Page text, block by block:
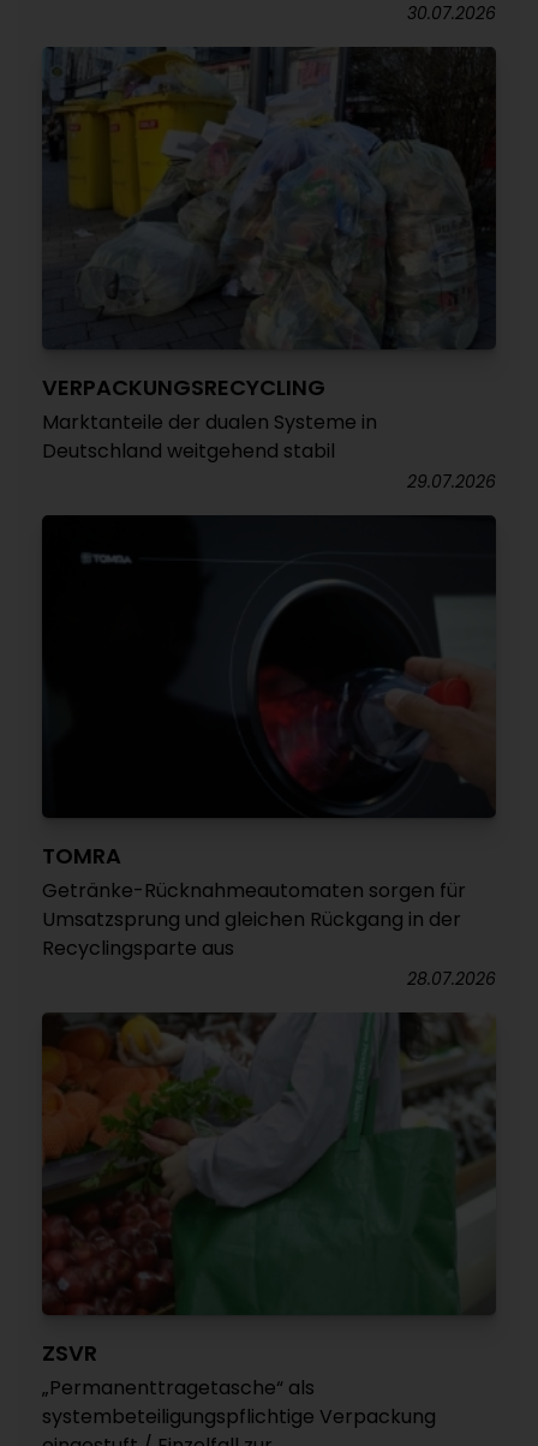
30.07.2026
VERPACKUNGSRECYCLING
Marktanteile der dualen Systeme in
Deutschland weitgehend stabil
29.07.2026
TOMRA
Getränke-Rücknahmeautomaten sorgen für
Umsatzsprung und gleichen Rückgang in der
Recyclingsparte aus
28.07.2026
ZSVR
„Permanenttragetasche“ als
systembeteiligungspflichtige Verpackung